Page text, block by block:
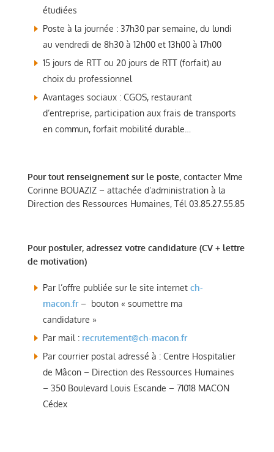
étudiées
Poste à la journée : 37h30 par semaine, du lundi
au vendredi de 8h30 à 12h00 et 13h00 à 17h00
15 jours de RTT ou 20 jours de RTT (forfait) au
choix du professionnel
Avantages sociaux : CGOS, restaurant
d’entreprise, participation aux frais de transports
en commun, forfait mobilité durable…
Pour tout renseignement sur le poste, contacter Mme
Corinne BOUAZIZ – attachée d’administration à la
Direction des Ressources Humaines, Tél 03.85.27.55.85
Pour postuler, adressez votre candidature (CV + lettre
de motivation)
Par l’offre publiée sur le site internet ch-
macon.fr– bouton « soumettre ma
candidature »
Par mail : recrutement@ch-macon.fr
Par courrier postal adressé à : Centre Hospitalier
de Mâcon – Direction des Ressources Humaines
– 350 Boulevard Louis Escande – 71018 MACON
Cédex